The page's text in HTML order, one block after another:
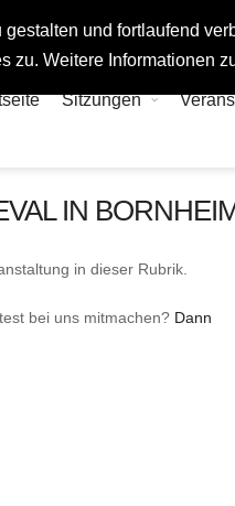
und fortlaufend
zu. Weitere Informationen
Sitzungen
IN
in dieser Rubrik.
bei uns mitmachen? Dann